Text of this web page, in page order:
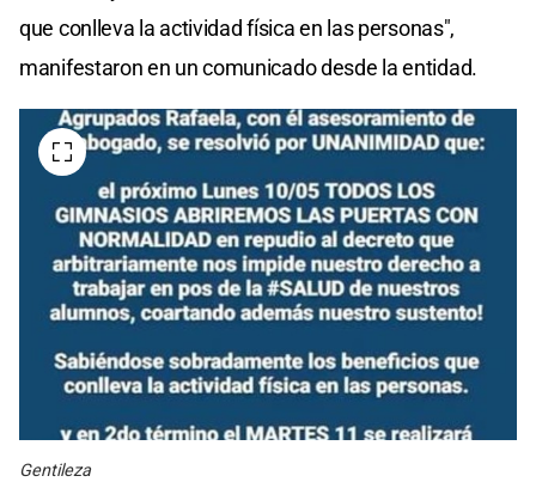
que conlleva la actividad física en las personas",
manifestaron en un comunicado desde la entidad.
Gentileza